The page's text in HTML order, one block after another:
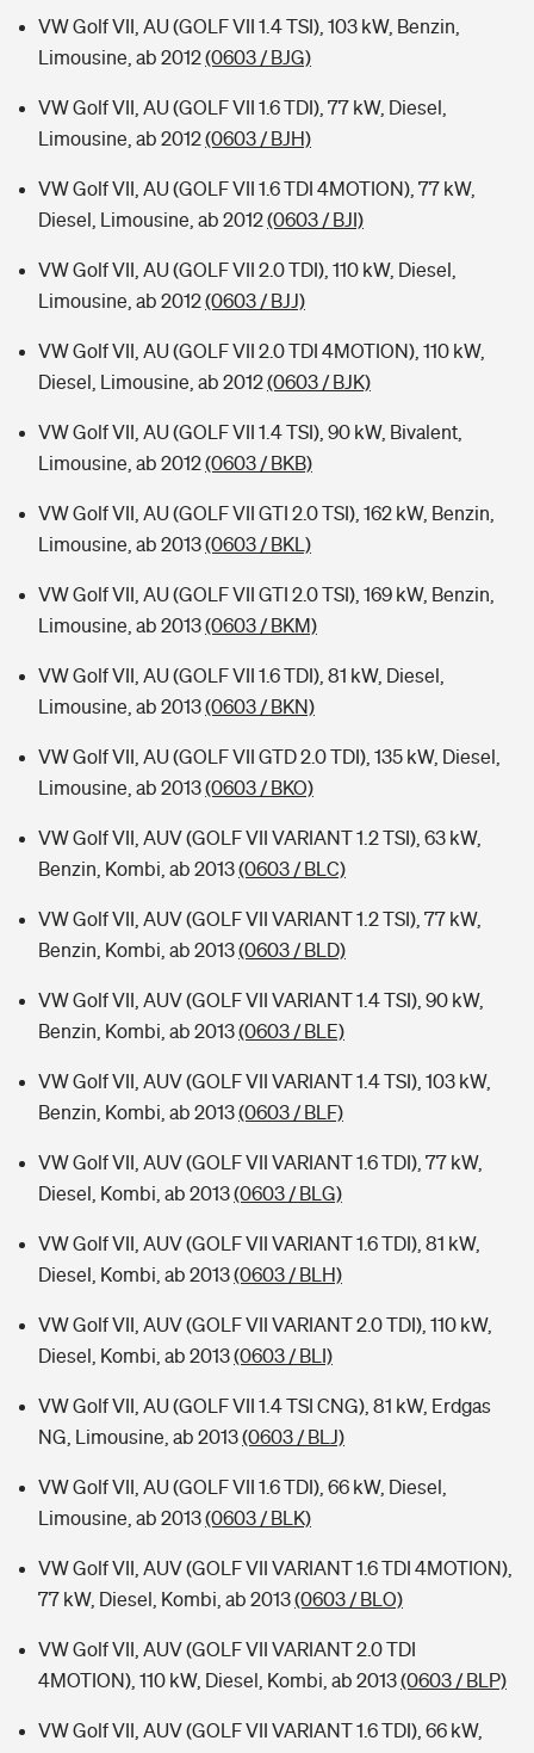
Typklassen: So ist Ihr Auto eingestuft
VW Golf VII, AU (GOLF VII 1.4 TSI), 103 kW, Benzin,
Limousine, ab 2012(0603 / BJG)
VW Golf VII, AU (GOLF VII 1.6 TDI), 77 kW, Diesel,
Limousine, ab 2012(0603 / BJH)
VW Golf VII, AU (GOLF VII 1.6 TDI 4MOTION), 77 kW,
Diesel, Limousine, ab 2012(0603 / BJI)
VW Golf VII, AU (GOLF VII 2.0 TDI), 110 kW, Diesel,
Limousine, ab 2012(0603 / BJJ)
VW Golf VII, AU (GOLF VII 2.0 TDI 4MOTION), 110 kW,
Diesel, Limousine, ab 2012(0603 / BJK)
VW Golf VII, AU (GOLF VII 1.4 TSI), 90 kW, Bivalent,
Limousine, ab 2012(0603 / BKB)
VW Golf VII, AU (GOLF VII GTI 2.0 TSI), 162 kW, Benzin,
Limousine, ab 2013(0603 / BKL)
VW Golf VII, AU (GOLF VII GTI 2.0 TSI), 169 kW, Benzin,
Limousine, ab 2013(0603 / BKM)
VW Golf VII, AU (GOLF VII 1.6 TDI), 81 kW, Diesel,
Limousine, ab 2013(0603 / BKN)
VW Golf VII, AU (GOLF VII GTD 2.0 TDI), 135 kW, Diesel,
Limousine, ab 2013(0603 / BKO)
VW Golf VII, AUV (GOLF VII VARIANT 1.2 TSI), 63 kW,
Benzin, Kombi, ab 2013(0603 / BLC)
VW Golf VII, AUV (GOLF VII VARIANT 1.2 TSI), 77 kW,
Benzin, Kombi, ab 2013(0603 / BLD)
VW Golf VII, AUV (GOLF VII VARIANT 1.4 TSI), 90 kW,
Benzin, Kombi, ab 2013(0603 / BLE)
VW Golf VII, AUV (GOLF VII VARIANT 1.4 TSI), 103 kW,
Benzin, Kombi, ab 2013(0603 / BLF)
VW Golf VII, AUV (GOLF VII VARIANT 1.6 TDI), 77 kW,
Diesel, Kombi, ab 2013(0603 / BLG)
VW Golf VII, AUV (GOLF VII VARIANT 1.6 TDI), 81 kW,
Diesel, Kombi, ab 2013(0603 / BLH)
VW Golf VII, AUV (GOLF VII VARIANT 2.0 TDI), 110 kW,
Diesel, Kombi, ab 2013(0603 / BLI)
VW Golf VII, AU (GOLF VII 1.4 TSI CNG), 81 kW, Erdgas
NG, Limousine, ab 2013(0603 / BLJ)
VW Golf VII, AU (GOLF VII 1.6 TDI), 66 kW, Diesel,
Limousine, ab 2013(0603 / BLK)
VW Golf VII, AUV (GOLF VII VARIANT 1.6 TDI 4MOTION),
77 kW, Diesel, Kombi, ab 2013(0603 / BLO)
VW Golf VII, AUV (GOLF VII VARIANT 2.0 TDI
4MOTION), 110 kW, Diesel, Kombi, ab 2013(0603 / BLP)
VW Golf VII, AUV (GOLF VII VARIANT 1.6 TDI), 66 kW,